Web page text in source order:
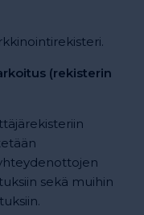
(rekisterin
sekä muihin